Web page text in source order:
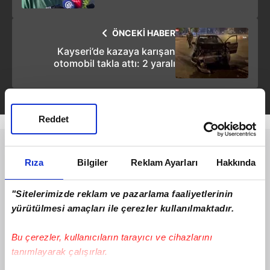
Rıza Bilgiler Reklam Ayarları Hakkında
"Sitelerimizde reklam ve pazarlama faaliyetlerinin
yürütülmesi amaçları ile çerezler kullanılmaktadır.
Bu çerezler, kullanıcıların tarayıcı ve cihazlarını
tanımlayarak çalışırlar.
Reddet
ÖNCEKİ HABER
Kayseri’de kazaya karışan
otomobil takla attı: 2 yaralı